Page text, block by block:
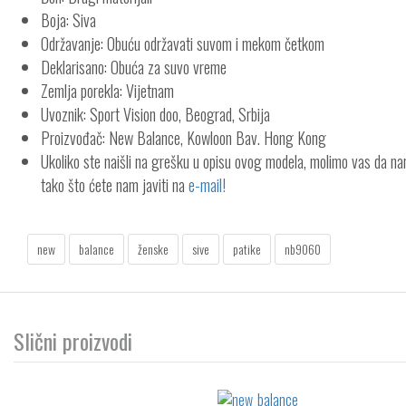
Boja: Siva
Održavanje: Obuću održavati suvom i mekom četkom
Deklarisano: Obuća za suvo vreme
Zemlja porekla: Vijetnam
Uvoznik: Sport Vision doo, Beograd, Srbija
Proizvođač: New Balance, Kowloon Bav. Hong Kong
Ukoliko ste naišli na grešku u opisu ovog modela, molimo vas da
tako što ćete nam javiti nae-mail!
new balance ženske sive patike nb9060
Slični proizvodi